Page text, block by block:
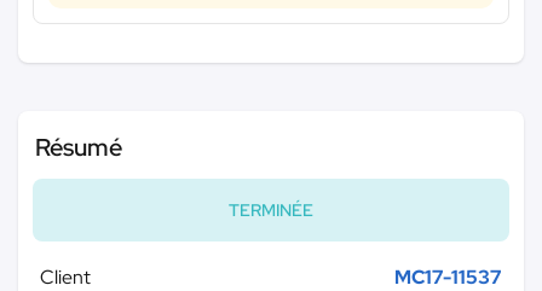
Résumé
TERMINÉE
Client
MC17-11537